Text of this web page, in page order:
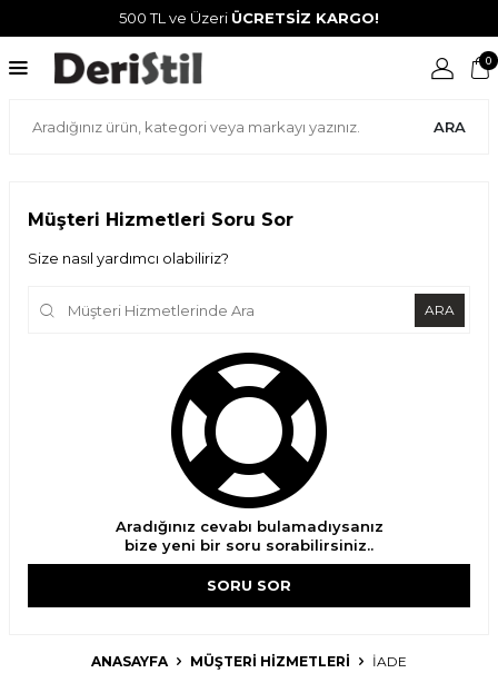
500 TL ve Üzeri ÜCRETSİZ KARGO!
ARA
0
Müşteri Hizmetleri Soru Sor
Size nasıl yardımcı olabiliriz?
ARA
Aradığınız cevabı bulamadıysanız
bize yeni bir soru sorabilirsiniz..
SORU SOR
ANASAYFA MÜŞTERI HIZMETLERI İADE